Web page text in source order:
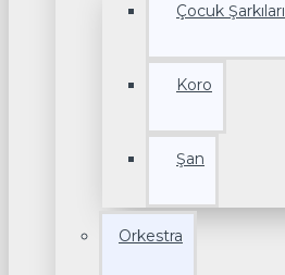
Çocuk Şarkıları
Koro
Şan
Orkestra